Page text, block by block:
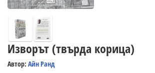
Изворът (твърда корица)
Автор: Айн Ранд